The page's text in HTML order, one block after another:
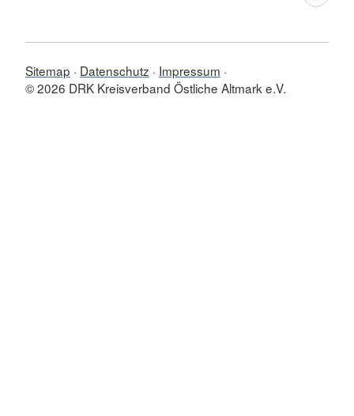
Sitemap Datenschutz
Impressum
© 2026 DRK Kreisverband Östliche Altmark e.V.